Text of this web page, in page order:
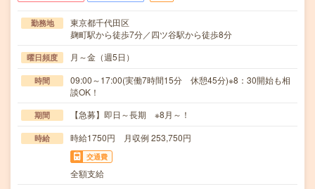
勤務地
東京都千代田区
麹町駅から徒歩7分／四ツ谷駅から徒歩8分
曜日頻度 月～金（週5日）
時間
09:00～17:00(実働7時間15分 休憩45分)※8：30開始も相
談OK！
期間 【急募】即日～長期 ※8月～！
時給 時給1750円 月収例 253,750円
交通費
全額支給